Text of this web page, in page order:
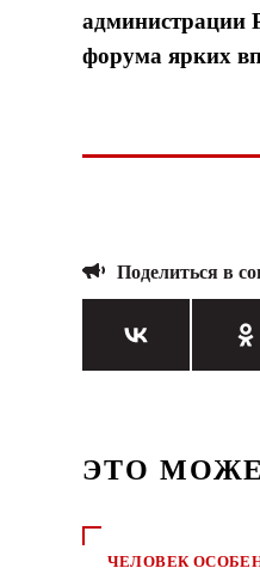
администрации
форума ярких
Поделиться в
ЭТО
ЧЕЛОВЕК